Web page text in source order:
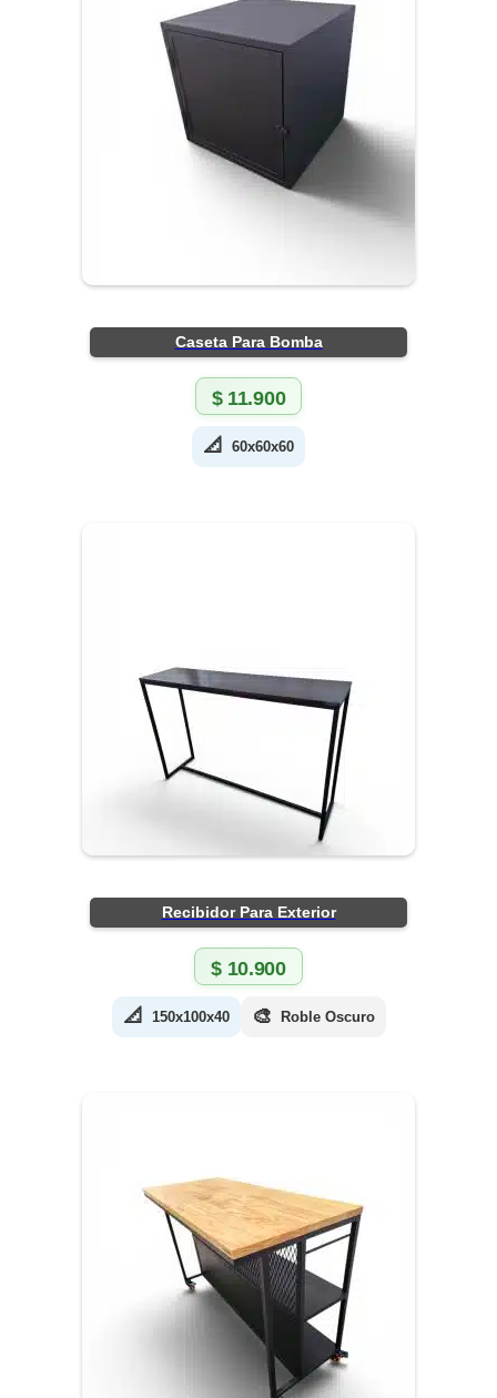
Caseta Para Bomba
$11.900
📐 60x60x60
Recibidor Para Exterior
$10.900
📐 150x100x40 🎨 Roble Oscuro